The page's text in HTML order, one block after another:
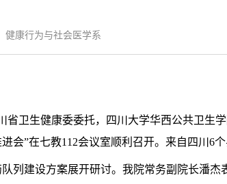
健康行为与社会医学系
省卫生健康委委托，四川大学华西公共卫
会”在七教112会议室顺利召开。来自四川6
列建设方案展开研讨。我院常务副院长潘